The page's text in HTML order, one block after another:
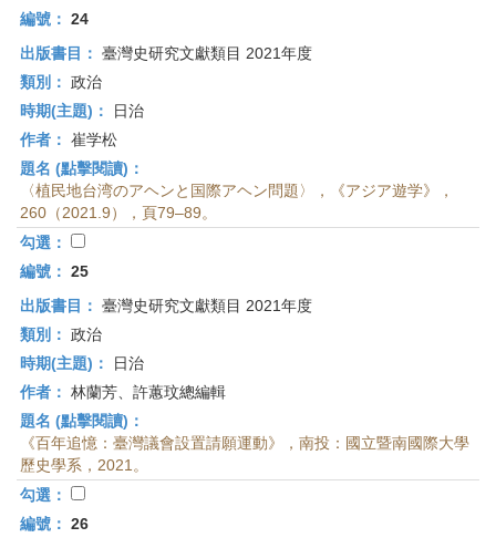
編號： 24
出版書目： 臺灣史研究文獻類目 2021年度
類別： 政治
時期(主題)：
日治
作者： 崔学松
題名 (點擊閱讀)：
〈植民地台湾のアヘンと国際アヘン問題〉，《アジア遊学》，
260（2021.9），頁79–89。
勾選：
編號： 25
出版書目： 臺灣史研究文獻類目 2021年度
類別： 政治
時期(主題)：
日治
作者： 林蘭芳、許蕙玟總編輯
題名 (點擊閱讀)：
《百年追憶：臺灣議會設置請願運動》，南投：國立暨南國際大學
歷史學系，2021。
勾選：
編號： 26